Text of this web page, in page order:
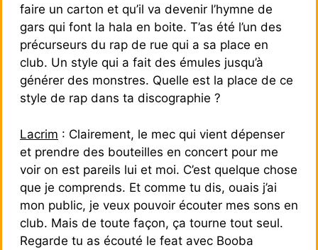
faire un carton et qu’il va devenir l’hymne de
gars qui font la hala en boite. T’as été l’un des
précurseurs du rap de rue qui a sa place en
club. Un style qui a fait des émules jusqu’à
générer des monstres. Quelle est la place de ce
style de rap dans ta discographie ?
Lacrim : Clairement, le mec qui vient dépenser
et prendre des bouteilles en concert pour me
voir on est pareils lui et moi. C’est quelque chose
que je comprends. Et comme tu dis, ouais j’ai
mon public, je veux pouvoir écouter mes sons en
club. Mais de toute façon, ça tourne tout seul.
Regarde tu as écouté le feat avec Booba